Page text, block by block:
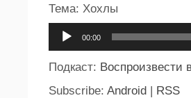
Тема: Хохлы
00:00
Подкаст: Воспроизвести
Subscribe: Android | RSS